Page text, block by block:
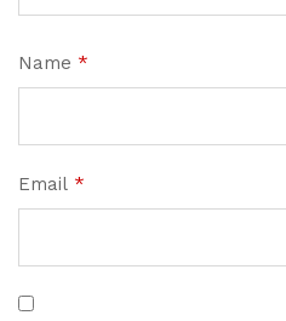
Name *
Email *